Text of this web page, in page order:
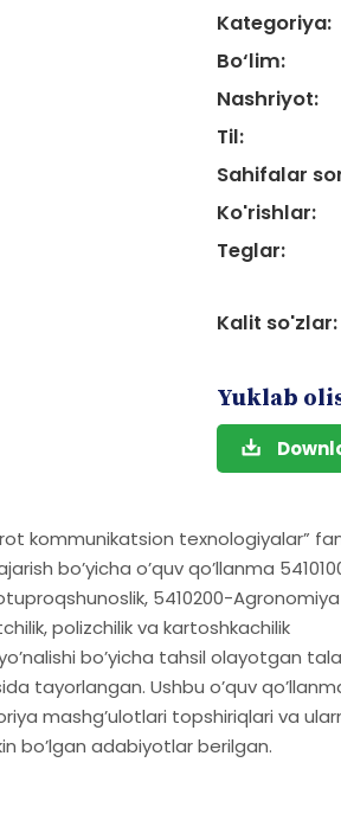
Kategoriya:
Bo‘lim:
Nashriyot:
Til:
Sahifalar
Ko'rishlar:
Teglar:
Kalit so'zlar:
Yuklab
kommunikatsion texnologiyalar”
bo’yicha o’quv qo’llanma
5410200-
polizchilik va kartoshkachilik
bo’yicha tahsil olayotgan
tayorlangan. Ushbu o’quv
mashg’ulotlari topshiriqlari va
bo’lgan adabiyotlar berilgan.